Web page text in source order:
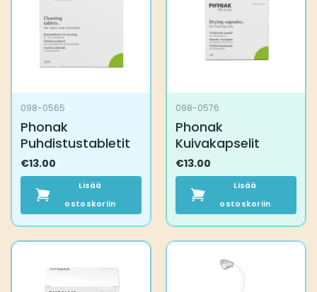
098-0565
Phonak
Puhdistustabletit
€13.00
Lisää
ostoskoriin
098-0576
Phonak
Kuivakapselit
€13.00
Lisää
ostoskoriin